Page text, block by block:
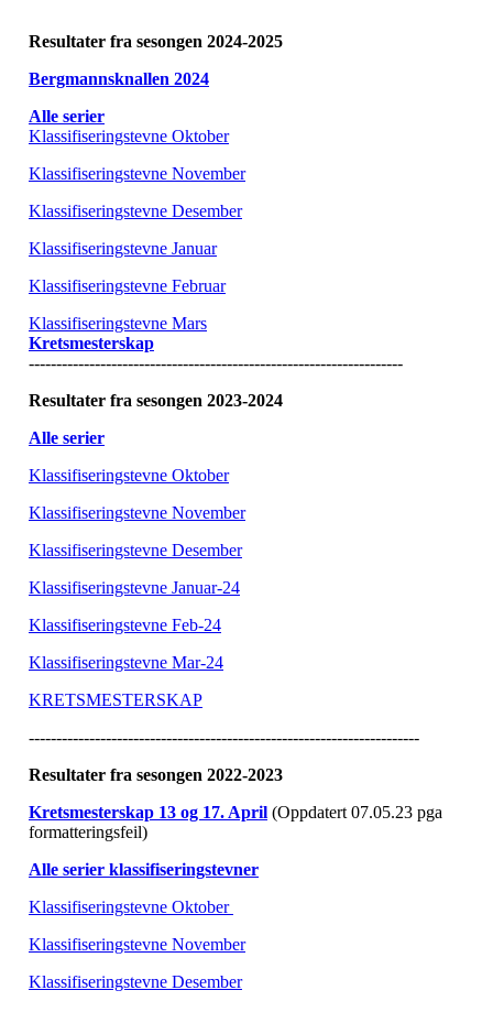
Resultater fra sesongen 2024-2025
Bergmannsknallen 2024
Alle serier
Klassifiseringstevne Oktober
Klassifiseringstevne November
Klassifiseringstevne Desember
Klassifiseringstevne Januar
Klassifiseringstevne Februar
Klassifiseringstevne Mars
Kretsmesterskap
--------------------------------------------------------------------
Resultater fra sesongen 2023-2024
Alle serier
Klassifiseringstevne Oktober
Klassifiseringstevne November
Klassifiseringstevne Desember
Klassifiseringstevne Januar-24
Klassifiseringstevne Feb-24
Klassifiseringstevne Mar-24
KRETSMESTERSKAP
-----------------------------------------------------------------------
Resultater fra sesongen 2022-2023
Kretsmesterskap 13 og 17. April (Oppdatert 07.05.23 pga
formatteringsfeil)
Alle serier klassifiseringstevner
Klassifiseringstevne Oktober
Klassifiseringstevne November
Klassifiseringstevne Desember